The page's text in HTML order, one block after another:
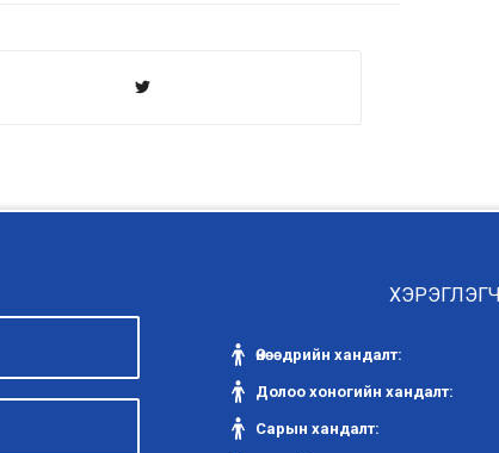
ХЭРЭГЛЭГЧ
Өнөөдрийн хандалт:
Долоо хоногийн хандалт:
Сарын хандалт: